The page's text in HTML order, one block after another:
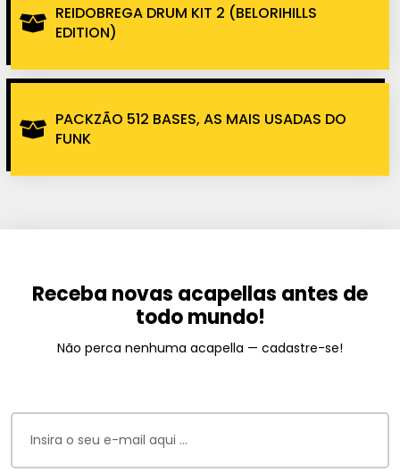
REIDOBREGA DRUM KIT 2 (BELORIHILLS
EDITION)
PACKZÃO 512 BASES, AS MAIS USADAS DO
FUNK
Receba novas acapellas antes de
todo mundo!
Não perca nenhuma acapella — cadastre-se!